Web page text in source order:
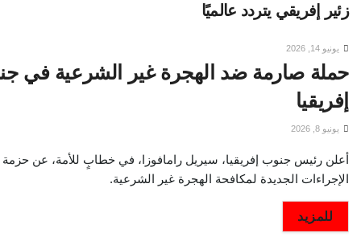
زئير إفريقي يتردد عالميًا
يونيو 14, 2026
حملة صارمة ضد الهجرة غير الشرعية في
إفريقيا
يونيو 8, 2026
أعلن رئيس جنوب إفريقيا، سيريل رامافوزا، في خطابٍ للأمة، عن
الإجراءات الجديدة لمكافحة الهجرة غير الشرعية.
للمزيد